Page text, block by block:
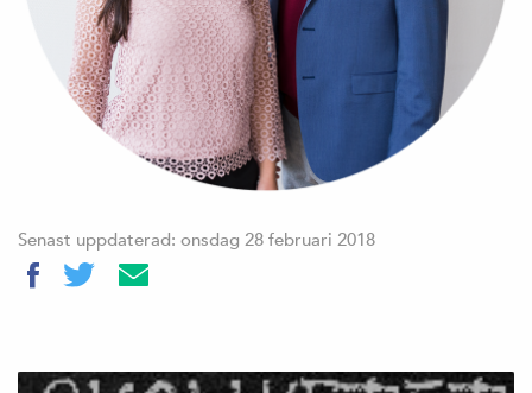
Senast uppdaterad: onsdag 28 februari 2018